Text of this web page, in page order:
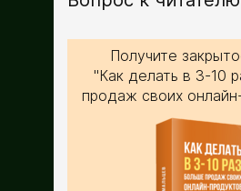
Получите
"Как делать в 3-10
продаж своих